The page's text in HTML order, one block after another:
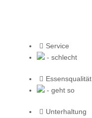
Service
- schlecht
Essensqualität
- geht so
Unterhaltung